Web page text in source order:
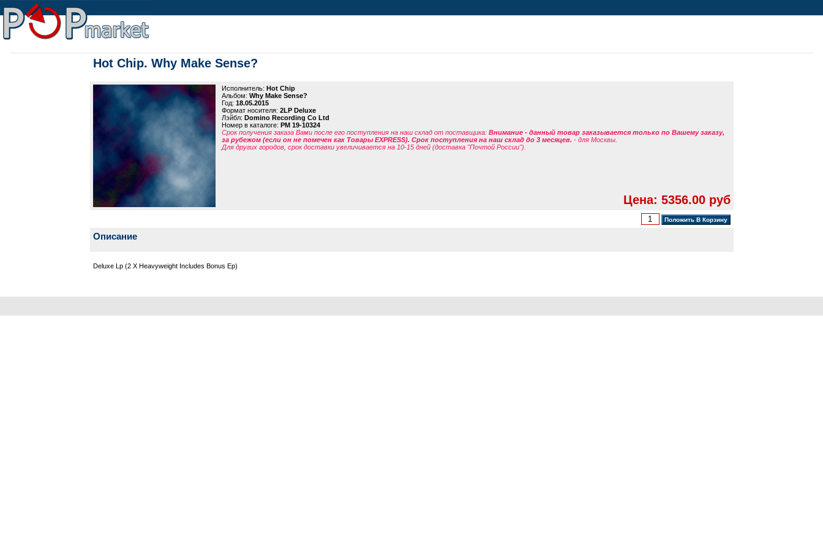
Hot Chip. Why Make Sense?
Исполнитель: Hot Chip
Альбом: Why Make Sense?
Год: 18.05.2015
Формат носителя: 2LP Deluxe
Лэйбл: Domino Recording Co Ltd
Номер в каталоге: PM 19-10324
Срок получения заказа Вами после его поступления на наш склад от поставщика: Внимание - данный товар заказывается только по Вашему заказу,
за рубежом (если он не помечен как Товары EXPRESS). Срок поступления на наш склад до 3 месяцев. - для Москвы.
Для других городов, срок доставки увеличивается на 10-15 дней (доставка "Почтой России").
Цена: 5356.00 руб
Описание
Deluxe Lp (2 X Heavyweight Includes Bonus Ep)